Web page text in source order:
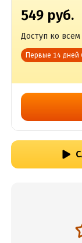
549 руб.
Доступ ко
Первые 14 дней